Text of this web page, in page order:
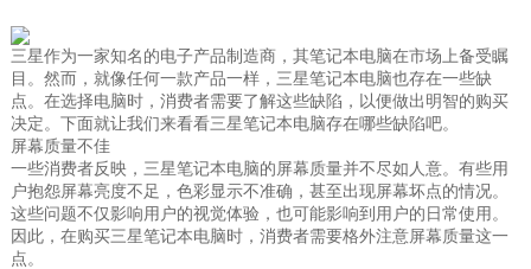
三星作为一家知名的电子产品制造商，其笔记本电脑在市场上备受瞩
目。然而，就像任何一款产品一样，三星笔记本电脑也存在一些缺
点。在选择电脑时，消费者需要了解这些缺陷，以便做出明智的购买
决定。下面就让我们来看看三星笔记本电脑存在哪些缺陷吧。
屏幕质量不佳
一些消费者反映，三星笔记本电脑的屏幕质量并不尽如人意。有些用
户抱怨屏幕亮度不足，色彩显示不准确，甚至出现屏幕坏点的情况。
这些问题不仅影响用户的视觉体验，也可能影响到用户的日常使用。
因此，在购买三星笔记本电脑时，消费者需要格外注意屏幕质量这一
点。